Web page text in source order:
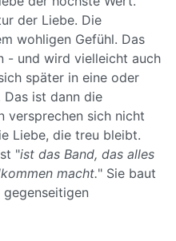
der Liebe. Die
wohligen Gefühl. Das
- und wird vielleicht auch
später in eine oder
Das ist dann die
versprechen sich nicht
Liebe, die treu bleibt.
"ist das Band, das alles
macht." Sie baut